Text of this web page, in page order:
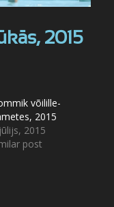
2015
võilille-
2015
2015
post